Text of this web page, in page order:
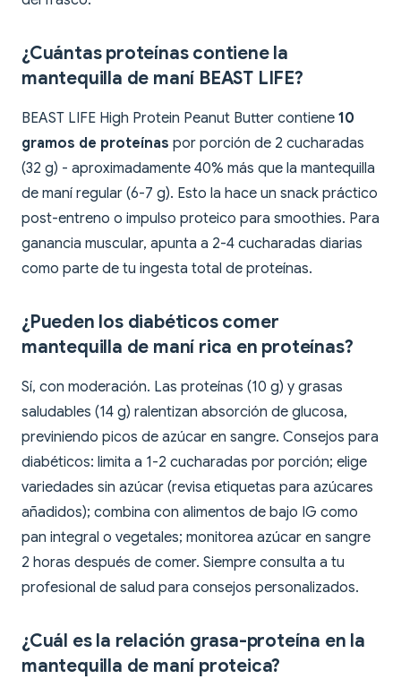
¿Cuántas proteínas contiene la
mantequilla de maní BEAST LIFE?
BEAST LIFE High Protein Peanut Butter contiene 10
gramos de proteínas por porción de 2 cucharadas
(32 g) - aproximadamente 40% más que la mantequilla
de maní regular (6-7 g). Esto la hace un snack práctico
post-entreno o impulso proteico para smoothies. Para
ganancia muscular, apunta a 2-4 cucharadas diarias
como parte de tu ingesta total de proteínas.
¿Pueden los diabéticos comer
mantequilla de maní rica en proteínas?
Sí, con moderación. Las proteínas (10 g) y grasas
saludables (14 g) ralentizan absorción de glucosa,
previniendo picos de azúcar en sangre. Consejos para
diabéticos: limita a 1-2 cucharadas por porción; elige
variedades sin azúcar (revisa etiquetas para azúcares
añadidos); combina con alimentos de bajo IG como
pan integral o vegetales; monitorea azúcar en sangre
2 horas después de comer. Siempre consulta a tu
profesional de salud para consejos personalizados.
¿Cuál es la relación grasa-proteína en la
mantequilla de maní proteica?